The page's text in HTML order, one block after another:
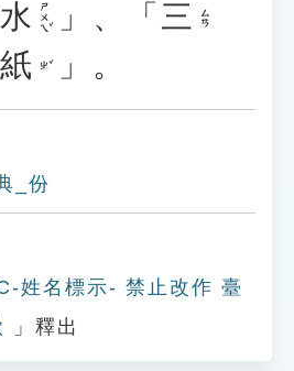
水 ㄕㄨㄟˇ 」、「 三 ㄙㄢ
紙 ㄓˇ 」。
_份
姓名標示- 禁止改作 臺
」釋出